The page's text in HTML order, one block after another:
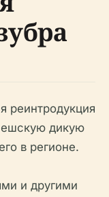
реинтродукция
дикую
в регионе.
и другими